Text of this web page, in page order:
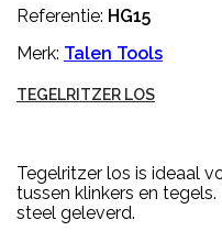
Referentie: HG15
Merk: Talen Tools
TEGELRITZER LOS
Tegelritzer los is ideaal
tussen klinkers en
steel geleverd.